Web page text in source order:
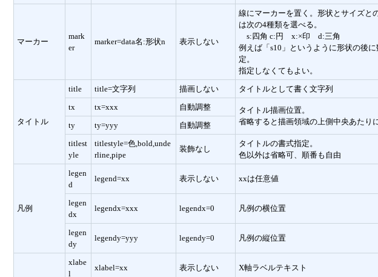
マーカー
mark
er
marker=data名:形状n 表示しない
線にマーカーを置く。形状とサイズと
は次の4種類を選べる。
s:四角 c:円 x:×印 d:三角
例えば「s10」というように形状の後
定。
指定しなくてもよい。
タイトル
title title=文字列 描画しない
タイトルとして書く文字列
tx
tx=xxx 自動調整
タイトル描画位置。
省略すると描画領域の上側中央あたり
ty ty=yyy
自動調整
titlest
yle
titlestyle=色,bold,unde
rline,pipe
装飾なし
タイトルの書式指定。
色以外は省略可、順番も自由
凡例
legen
d
legend=xx 表示しない xxは任意値
legen
dx
legendx=xxx legendx=0 凡例の横位置
legen
dy
legendy=yyy legendy=0 凡例の縦位置
xlabe
l
xlabel=xx 表示しない X軸ラベルテキスト